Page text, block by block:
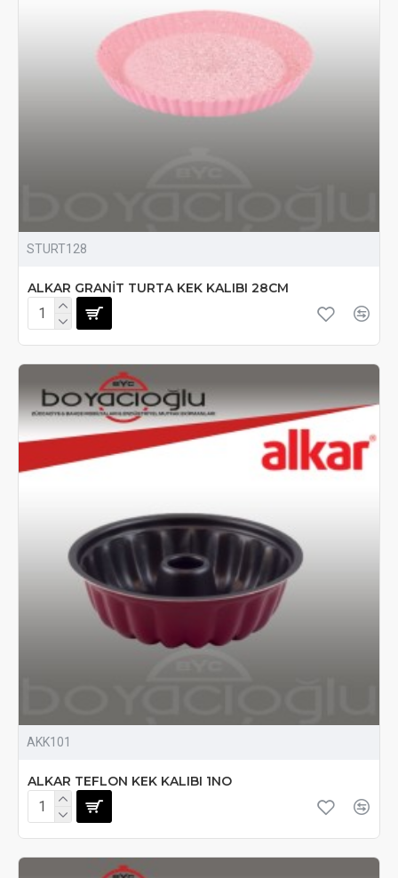
STURT128
ALKAR GRANİT TURTA KEK KALIBI 28CM
AKK101
ALKAR TEFLON KEK KALIBI 1NO